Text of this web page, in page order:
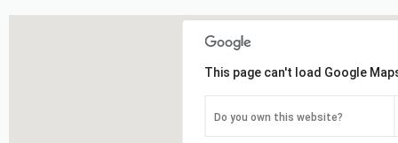
This page can't load Google
Do you own this website?